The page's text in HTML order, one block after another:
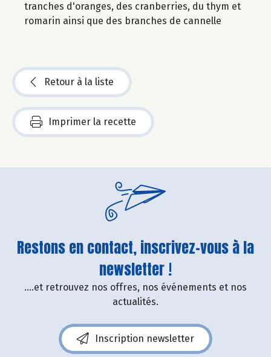
tranches d'oranges, des cranberries, du thym et
romarin ainsi que des branches de cannelle
Retour à la liste
Imprimer la recette
Restons en contact, inscrivez-vous à la
newsletter !
....et retrouvez nos offres, nos événements et nos
actualités.
Inscription newsletter